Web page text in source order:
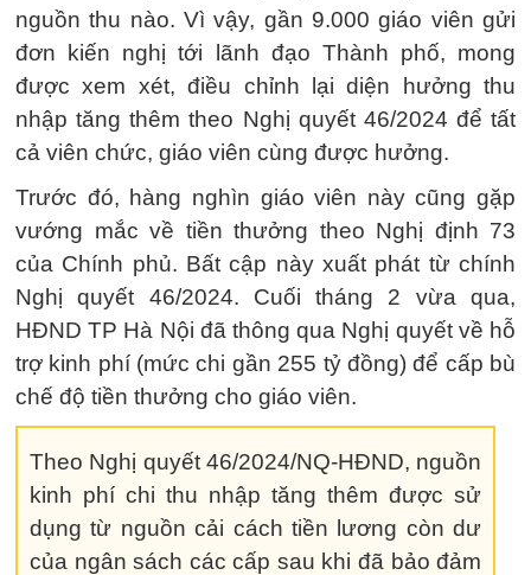
nguồn thu nào. Vì vậy, gần 9.000 giáo viên gửi
đơn kiến nghị tới lãnh đạo Thành phố, mong
được xem xét, điều chỉnh lại diện hưởng thu
nhập tăng thêm theo Nghị quyết 46/2024 để tất
cả viên chức, giáo viên cùng được hưởng.
Trước đó, hàng nghìn giáo viên này cũng gặp
vướng mắc về tiền thưởng theo Nghị định 73
của Chính phủ. Bất cập này xuất phát từ chính
Nghị quyết 46/2024. Cuối tháng 2 vừa qua,
HĐND TP Hà Nội đã thông qua Nghị quyết về hỗ
trợ kinh phí (mức chi gần 255 tỷ đồng) để cấp bù
chế độ tiền thưởng cho giáo viên.
Theo Nghị quyết 46/2024/NQ-HĐND, nguồn
kinh phí chi thu nhập tăng thêm được sử
dụng từ nguồn cải cách tiền lương còn dư
của ngân sách các cấp sau khi đã bảo đảm